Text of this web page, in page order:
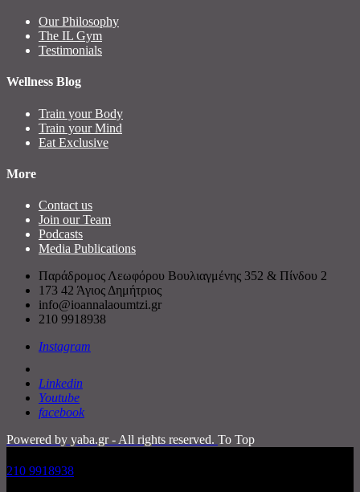
Our Philosophy
The IL Gym
Testimonials
Wellness Blog
Train your Body
Train your Mind
Eat Exclusive
More
Contact us
Join our Team
Podcasts
Media Publications
Παράδρομος Λεωφόρου Βουλιαγμένης 352 & Πίνδου 2
173 42 Άγιος Δημήτριος
info@ioannalaoumtzi.gr
210 9918938
Instagram
Linkedin
Youtube
facebook
Powered by yaba.gr - All rights reserved. To Top
210 9918938